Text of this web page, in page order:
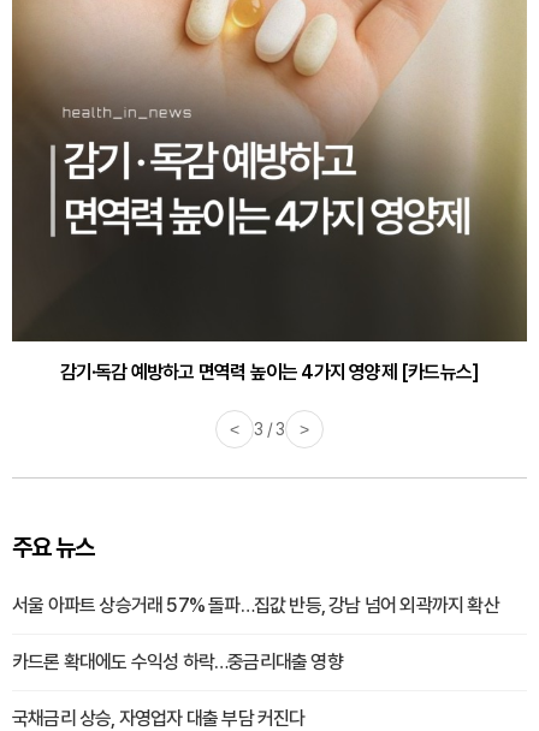
감기·독감 예방하고 면역력 높이는 4가지 영양제 [카드뉴스]
< 3 / 3 >
주요 뉴스
서울 아파트 상승거래 57% 돌파…집값 반등, 강남 넘어 외곽까지 확산
카드론 확대에도 수익성 하락…중금리대출 영향
국채금리 상승, 자영업자 대출 부담 커진다